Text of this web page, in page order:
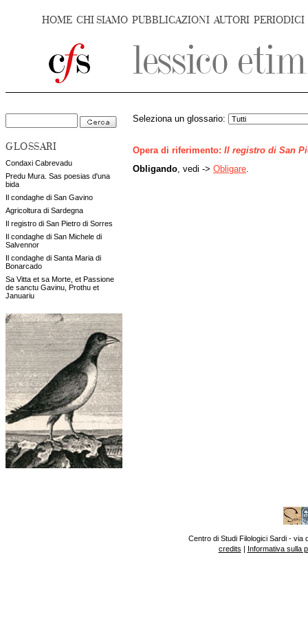
HOME CHI SIAMO PUBBLICAZIONI AUTORI PERIODICI
GLOSSARI
Condaxi Cabrevadu
Predu Mura. Sas poesias d'una
bida
Il condaghe di San Gavino
Agricoltura di Sardegna
Il registro di San Pietro di Sorres
Il condaghe di San Michele di
Salvennor
Il condaghe di Santa Maria di
Bonarcado
Sa Vitta et sa Morte, et Passione
de sanctu Gavinu, Prothu et
Januariu
Seleziona un glossario:
Opera di riferimento: Il registro di San
Obligando , vedi -> Obligare
Centro di Studi Filologici Sardi - via
credits | Informativa sulla